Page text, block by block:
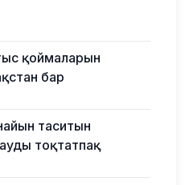
қоймаларын
бар
таситын
тоқтатпақ